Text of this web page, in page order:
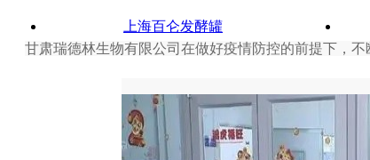
上海百仑发酵罐
梅特勒-托利多
甘肃瑞德林生物有限公司在做好疫情防控的前提下，